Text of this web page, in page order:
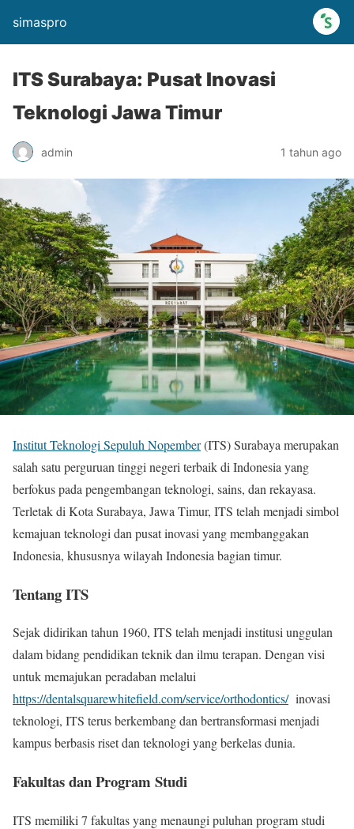
simaspro
ITS Surabaya: Pusat Inovasi
Teknologi Jawa Timur
admin 1 tahun ago
Institut Teknologi Sepuluh Nopember(ITS) Surabaya merupakan
salah satu perguruan tinggi negeri terbaik di Indonesia yang
berfokus pada pengembangan teknologi, sains, dan rekayasa.
Terletak di Kota Surabaya, Jawa Timur, ITS telah menjadi simbol
kemajuan teknologi dan pusat inovasi yang membanggakan
Indonesia, khususnya wilayah Indonesia bagian timur.
Tentang ITS
Sejak didirikan tahun 1960, ITS telah menjadi institusi unggulan
dalam bidang pendidikan teknik dan ilmu terapan. Dengan visi
untuk memajukan peradaban melalui
https://dentalsquarewhitefield.com/service/orthodontics/inovasi
teknologi, ITS terus berkembang dan bertransformasi menjadi
kampus berbasis riset dan teknologi yang berkelas dunia.
Fakultas dan Program Studi
ITS memiliki 7 fakultas yang menaungi puluhan program studi